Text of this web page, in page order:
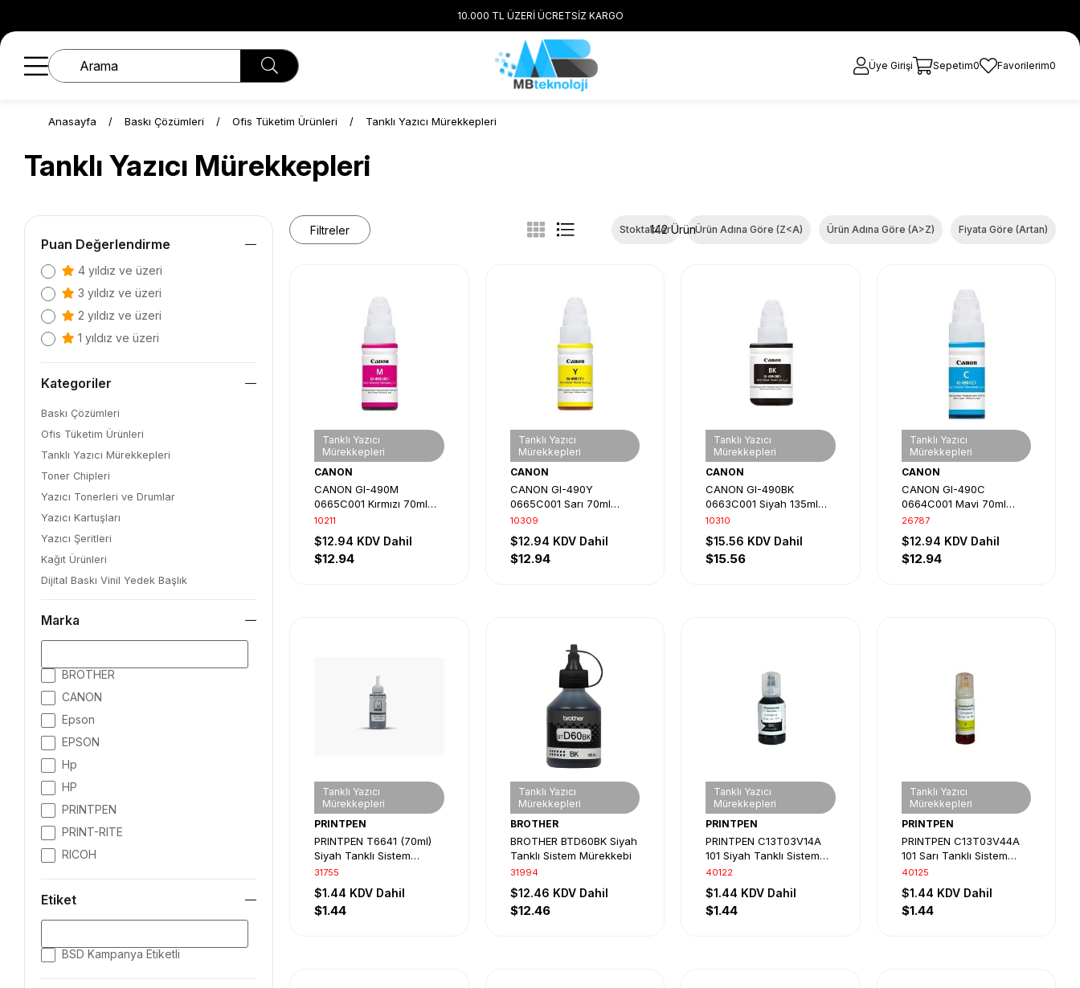
10.000 TL ÜZERİ ÜCRETSİZ KARGO
Üye Girişi Sepetim0 Favorilerim0
Anasayfa Baskı Çözümleri Ofis Tüketim Ürünleri Tanklı Yazıcı Mürekkepleri
Tanklı Yazıcı Mürekkepleri
Puan Değerlendirme
4 yıldız ve üzeri
3 yıldız ve üzeri
2 yıldız ve üzeri
1 yıldız ve üzeri
Kategoriler
Baskı Çözümleri
Ofis Tüketim Ürünleri
Tanklı Yazıcı Mürekkepleri
Toner Chipleri
Yazıcı Tonerleri ve Drumlar
Yazıcı Kartuşları
Yazıcı Şeritleri
Kağıt Ürünleri
Dijital Baskı Vinil Yedek Başlık
Marka
BROTHER
CANON
Epson
EPSON
Hp
HP
PRINTPEN
PRINT-RITE
RICOH
Etiket
BSD Kampanya Etiketli
Fiyata Göre (Artan)
Ürün Adına Göre (A>Z)
Ürün Adına Göre (Z<A)
Stoktakiler142 Ürün
Filtreler
Tanklı Yazıcı
Mürekkepleri
CANON
CANON GI-490M
0665C001 Kırmızı 70ml
Tanklı Sistem Mürekkebi
10211
$12.94 KDV Dahil
$12.94
Tanklı Yazıcı
Mürekkepleri
CANON
CANON GI-490Y
0665C001 Sarı 70ml
Tanklı Sistem Mürekkebi
10309
$12.94 KDV Dahil
$12.94
Tanklı Yazıcı
Mürekkepleri
CANON
CANON GI-490BK
0663C001 Siyah 135ml
Tanklı Sistem Mürekkebi
10310
$15.56 KDV Dahil
$15.56
Tanklı Yazıcı
Mürekkepleri
CANON
CANON GI-490C
0664C001 Mavi 70ml
Tanklı Sistem Mürekkebi
26787
$12.94 KDV Dahil
$12.94
Tanklı Yazıcı
Mürekkepleri
PRINTPEN
PRINTPEN T6641 (70ml)
Siyah Tanklı Sistem
Mürekkebi
31755
$1.44 KDV Dahil
$1.44
Tanklı Yazıcı
Mürekkepleri
BROTHER
BROTHER BTD60BK Siyah
Tanklı Sistem Mürekkebi
31994
$12.46 KDV Dahil
$12.46
Tanklı Yazıcı
Mürekkepleri
PRINTPEN
PRINTPEN C13T03V14A
101 Siyah Tanklı Sistem
Mürekkebi
40122
$1.44 KDV Dahil
$1.44
Tanklı Yazıcı
Mürekkepleri
PRINTPEN
PRINTPEN C13T03V44A
101 Sarı Tanklı Sistem
Mürekkebi
40125
$1.44 KDV Dahil
$1.44